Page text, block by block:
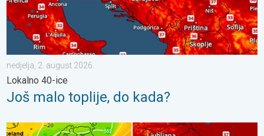
nedjelja, 2. august 2026.
Lokalno 40-ice
Još malo toplije, do kada?
Vrlo vrući ljetni dani se nižu. Temperatura mora 27°C. . .